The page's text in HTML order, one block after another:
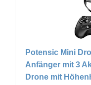
Potensic Mini
Anfänger mit 3
Drone mit